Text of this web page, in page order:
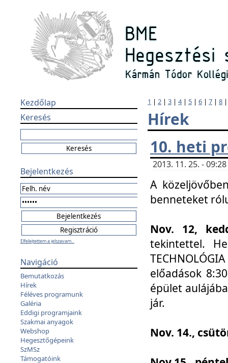
Kezdőlap
Keresés
Bejelentkezés
Elfelejtettem a jelszavam...
Navigáció
Bemutatkozás
Hírek
Féléves programunk
Galéria
Eddigi programjaink
Szakmai anyagok
Webshop
Hegesztőgépeink
SzMSz
Támogatóink
1 | 2 | 3 | 4| 5 | 6 | 7 | 8
Hírek
10. heti
2013. 11. 25. -
A
benneteket
Nov. 12,
tekintettel.
előadások
épület
jár.
Nov. 14.,